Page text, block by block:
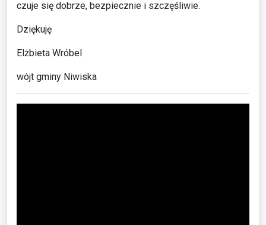
czuje się dobrze, bezpiecznie i szczęśliwie.
Dziękuję
Elżbieta Wróbel
wójt gminy Niwiska